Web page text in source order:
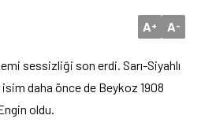
A+ A-
sessizliği son erdi. Sarı-Siyahlı
daha önce de Beykoz 1908
oldu.